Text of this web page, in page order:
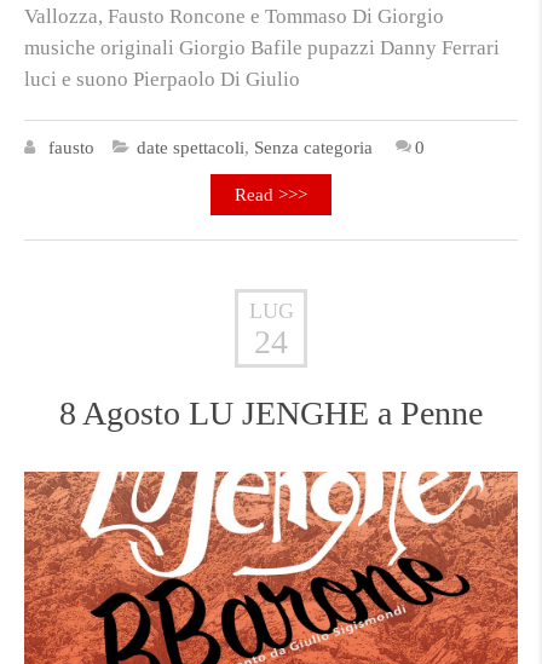
Vallozza, Fausto Roncone e Tommaso Di Giorgio
musiche originali Giorgio Bafile pupazzi Danny Ferrari
luci e suono Pierpaolo Di Giulio
fausto date spettacoli, Senza categoria 0
Read >>>
LUG
24
8 Agosto LU JENGHE a Penne